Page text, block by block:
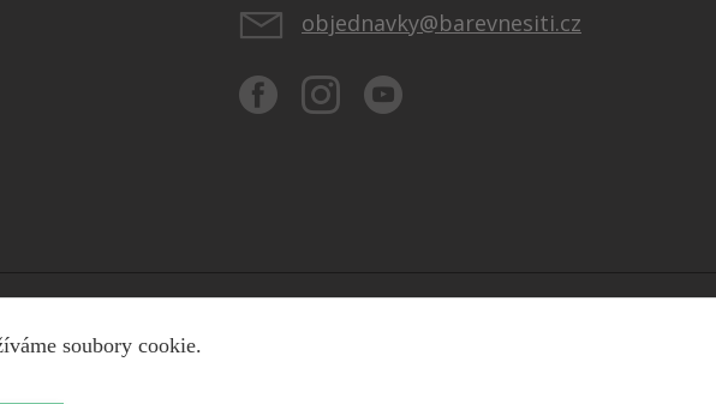
objednavky@barevnesiti.cz
soubory cookie.